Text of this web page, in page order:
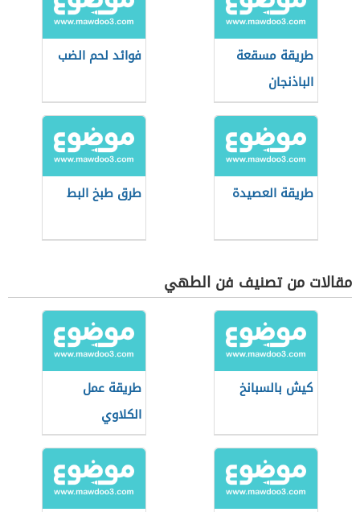
طريقة مسقعة
الباذنجان
فوائد لحم الضب
طريقة العصيدة طرق طبخ البط
مقالات من تصنيف فن الطهي
كيش بالسبانخ
طريقة عمل
الكلاوي